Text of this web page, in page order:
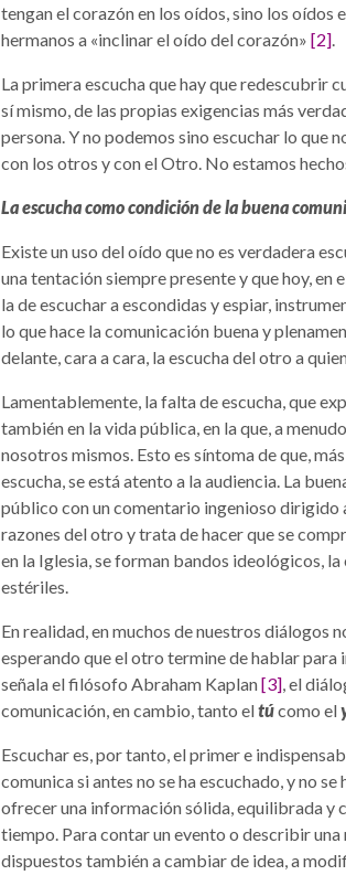
tengan el corazón en los oídos, sino los oídos
hermanos a «inclinar el oído del corazón» [2].
La primera escucha que hay que redescubrir
sí mismo, de las propias exigencias más
persona. Y no podemos sino escuchar lo que
con los otros y con el Otro. No estamos
La escucha como condición de la buena
Existe un uso del oído que no es verdadera
una tentación siempre presente y que hoy, en
la de escuchar a escondidas y espiar,
lo que hace la comunicación buena y
delante, cara a cara, la escucha del otro a
Lamentablemente, la falta de escucha, que
también en la vida pública, en la que, a
nosotros mismos. Esto es síntoma de que,
escucha, se está atento a la audiencia. La
público con un comentario ingenioso dirigido
razones del otro y trata de hacer que se
en la Iglesia, se forman bandos ideológicos,
estériles.
En realidad, en muchos de nuestros diálogos
esperando que el otro termine de hablar para
señala el filósofo Abraham Kaplan[3], el
comunicación, en cambio, tanto eltúcomo el
Escuchar es, por tanto, el primer e
comunica si antes no se ha escuchado, y no
ofrecer una información sólida, equilibrada y
tiempo. Para contar un evento o describir
dispuestos también a cambiar de idea, a